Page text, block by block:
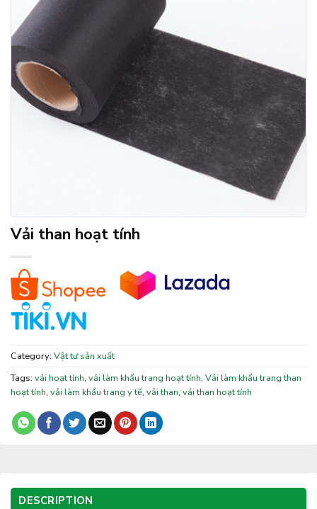
Vải than hoạt tính
Category: Vật tư sản xuất
Tags: vải hoạt tính, vải làm khẩu trang hoạt tính, Vải làm khẩu trang than
hoạt tính, vải làm khẩu trang y tế, vải than, vải than hoạt tính
DESCRIPTION